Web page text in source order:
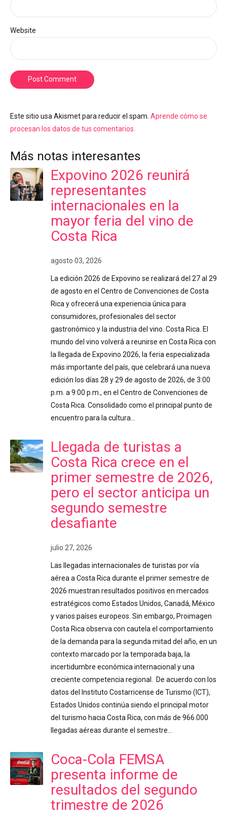
Website
Post Comment
Este sitio usa Akismet para reducir el spam. Aprende cómo se
procesan los datos de tus comentarios.
Más notas interesantes
Expovino 2026 reunirá
representantes
internacionales en la
mayor feria del vino de
Costa Rica
agosto 03, 2026
La edición 2026 de Expovino se realizará del 27 al 29
de agosto en el Centro de Convenciones de Costa
Rica y ofrecerá una experiencia única para
consumidores, profesionales del sector
gastronómico y la industria del vino. Costa Rica. El
mundo del vino volverá a reunirse en Costa Rica con
la llegada de Expovino 2026, la feria especializada
más importante del país, que celebrará una nueva
edición los días 28 y 29 de agosto de 2026, de 3:00
p.m. a 9:00 p.m., en el Centro de Convenciones de
Costa Rica. Consolidado como el principal punto de
encuentro para la cultura…
Llegada de turistas a
Costa Rica crece en el
primer semestre de 2026,
pero el sector anticipa un
segundo semestre
desafiante
julio 27, 2026
Las llegadas internacionales de turistas por vía
aérea a Costa Rica durante el primer semestre de
2026 muestran resultados positivos en mercados
estratégicos como Estados Unidos, Canadá, México
y varios países europeos. Sin embargo, Proimagen
Costa Rica observa con cautela el comportamiento
de la demanda para la segunda mitad del año, en un
contexto marcado por la temporada baja, la
incertidumbre económica internacional y una
creciente competencia regional. De acuerdo con los
datos del Instituto Costarricense de Turismo (ICT),
Estados Unidos continúa siendo el principal motor
del turismo hacia Costa Rica, con más de 966.000
llegadas aéreas durante el semestre…
Coca-Cola FEMSA
presenta informe de
resultados del segundo
trimestre de 2026